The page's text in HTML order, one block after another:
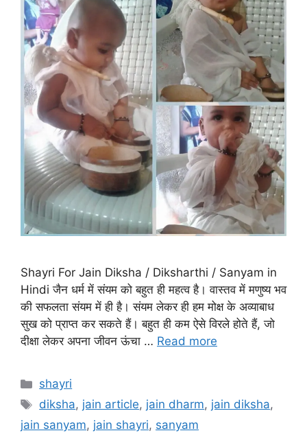
Shayri For Jain Diksha / Diksharthi / Sanyam in
Hindi जैन धर्म में संयम को बहुत ही महत्व है। वास्तव में मणुष्य भव
की सफलता संयम में ही है। संयम लेकर ही हम मोक्ष के अव्याबाध
सुख को प्राप्त कर सकते हैं। बहुत ही कम ऐसे विरले होते हैं, जो
दीक्षा लेकर अपना जीवन ऊंचा … Read more
Categories
shayri
Tags
diksha, jain article, jain dharm, jain diksha,
jain sanyam, jain shayri, sanyam